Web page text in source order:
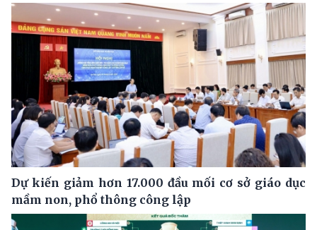
Dự kiến giảm hơn 17.000 đầu mối cơ sở giáo dục
mầm non, phổ thông công lập